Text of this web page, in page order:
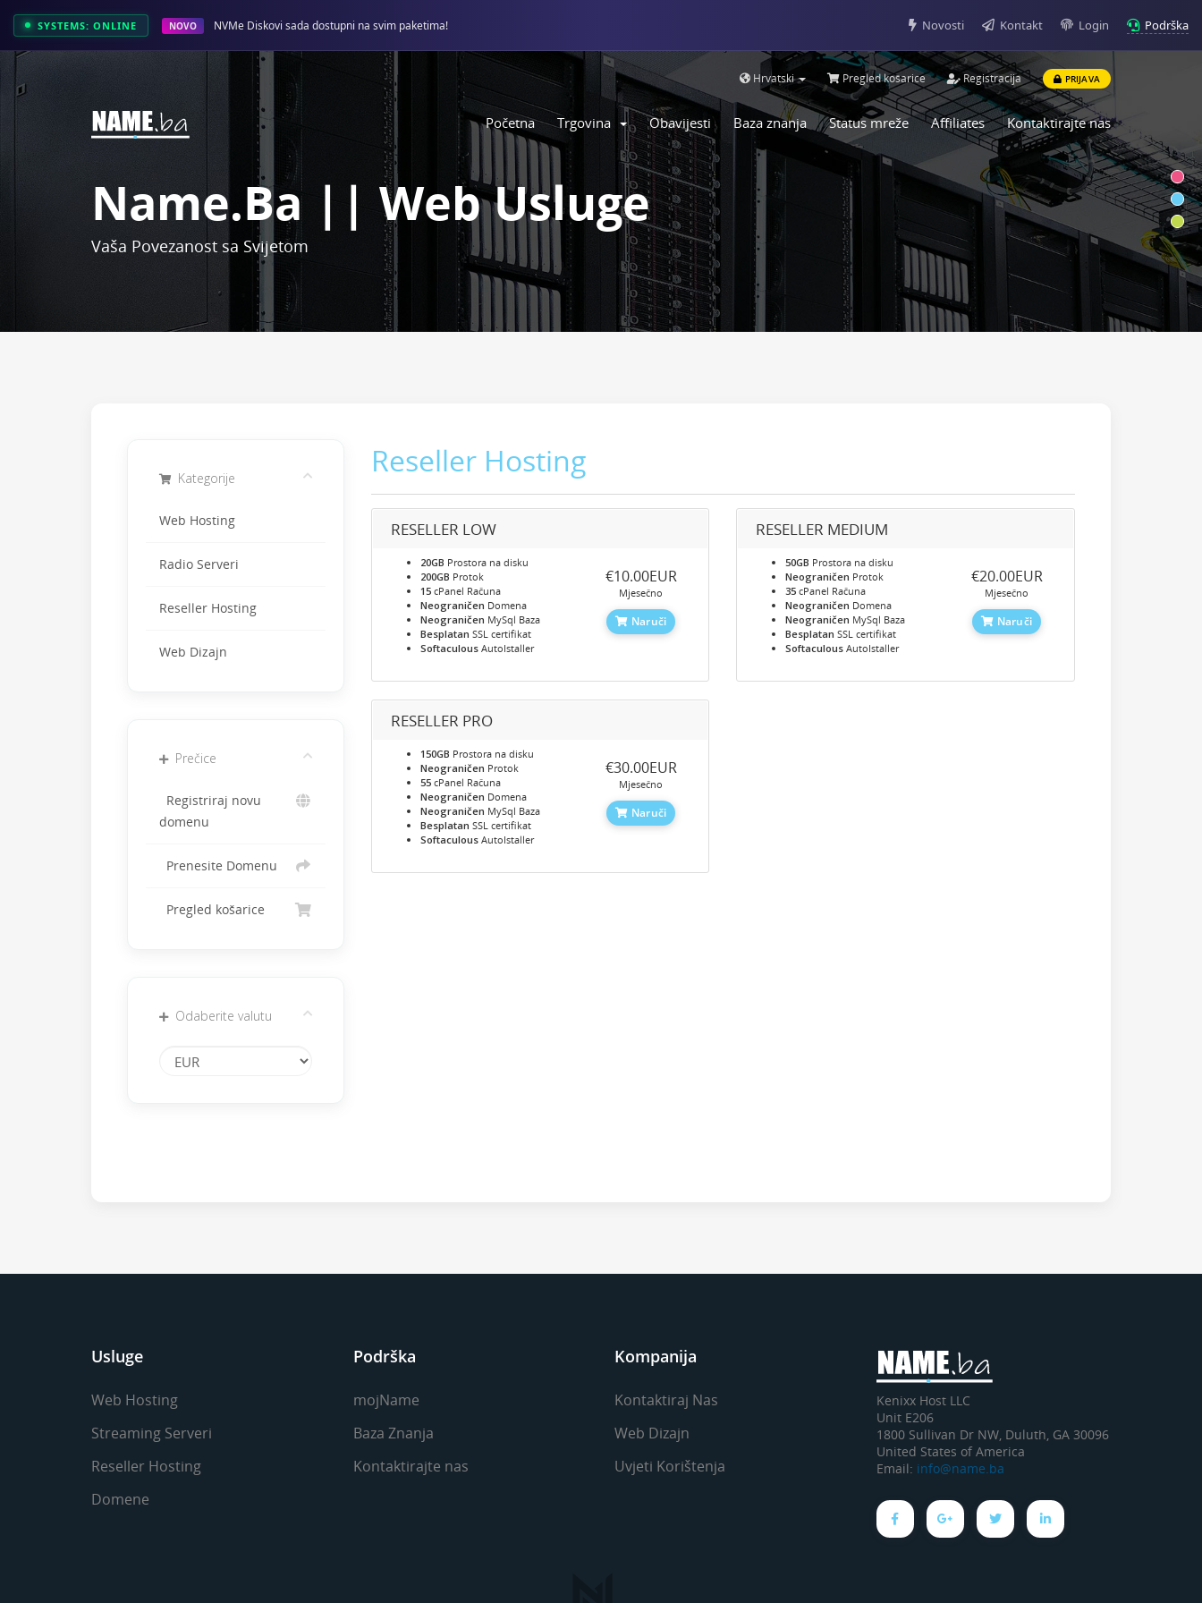
SYSTEMS: ONLINE NOVO NVMe Diskovi sada dostupni na svim paketima! Novosti Kontakt Login Podrška
Hrvatski Pregled košarice Registracija PRIJAVA
Početna Trgovina Obavijesti Baza znanja Status mreže Affiliates Kontaktirajte nas
Name.ba || Web Usluge
Vaša Povezanost sa Svijetom
Kategorije
Web Hosting
Radio Serveri
Reseller Hosting
Web Dizajn
Prečice
Registriraj novu
domenu
Prenesite Domenu
Pregled košarice
Odaberite valutu
Reseller Hosting
RESELLER LOW
20GB Prostora na disku
200GB Protok
15cPanel Računa
Neograničen Domena
Neograničen MySql Baza
Besplatan SSL certifikat
SoftaculousAutoIstaller
‎€10.00EUR
Mjesečno
Naruči
RESELLER MEDIUM
50GB Prostora na disku
Neograničen Protok
35 cPanel Računa
Neograničen Domena
Neograničen MySql Baza
Besplatan SSL certifikat
Softaculous AutoIstaller
‎€20.00EUR
Mjesečno
Naruči
RESELLER PRO
150GB Prostora na disku
Neograničen Protok
55cPanel Računa
Neograničen Domena
Neograničen MySql Baza
Besplatan SSL certifikat
SoftaculousAutoIstaller
‎€30.00EUR
Mjesečno
Naruči
Usluge
Web Hosting
Streaming Serveri
Reseller Hosting
Domene
Podrška
mojName
Baza Znanja
Kontaktirajte nas
Kompanija
Kontaktiraj Nas
Web Dizajn
Uvjeti Korištenja
Kenixx Host LLC
Unit E206
1800 Sullivan Dr NW, Duluth, GA 30096
United States of America
Email: info@name.ba